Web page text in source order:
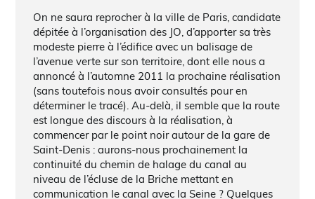
On ne saura reprocher à la ville de Paris, candidate
dépitée à l’organisation des JO, d’apporter sa très
modeste pierre à l’édifice avec un balisage de
l’avenue verte sur son territoire, dont elle nous a
annoncé à l’automne 2011 la prochaine réalisation
(sans toutefois nous avoir consultés pour en
déterminer le tracé). Au-delà, il semble que la route
est longue des discours à la réalisation, à
commencer par le point noir autour de la gare de
Saint-Denis : aurons-nous prochainement la
continuité du chemin de halage du canal au
niveau de l’écluse de la Briche mettant en
communication le canal avec la Seine ? Quelques